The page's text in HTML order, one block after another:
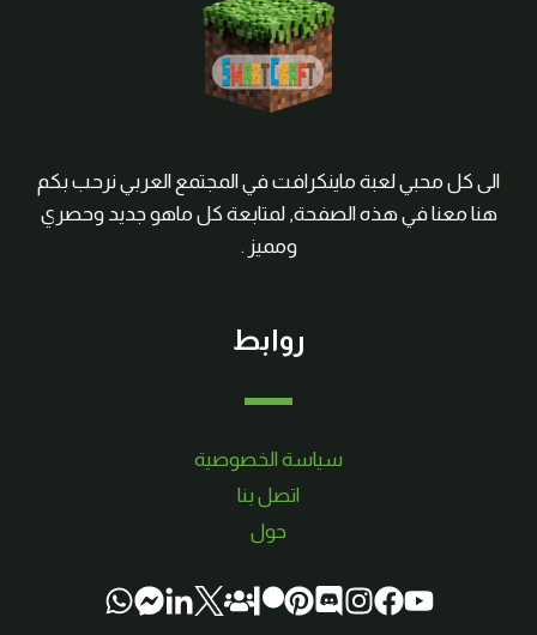
الى كل محبي لعبة ماينكرافت في المجتمع العربي نرحب بكم
هنا معنا في هذه الصفحة, لمتابعة كل ماهو جديد وحصري
ومميز .
روابط
سياسة الخصوصية
اتصل بنا
حول